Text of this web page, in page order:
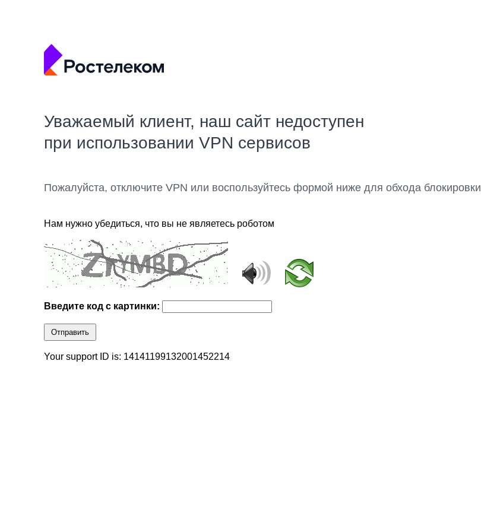
Уважаемый клиент, наш сайт недоступен
при использовании VPN сервисов
Пожалуйста, отключите VPN или воспользуйтесь формой ниже для обхода блокировки
Нам нужно убедиться, что вы не являетесь роботом
Введите код с картинки:
Отправить
Your support ID is: 14141199132001452214